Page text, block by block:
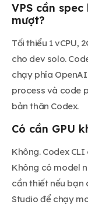
VPS cần
mượt?
Tối thiểu 1 vCPU,
cho dev solo.
chạy phía OpenAI
process và code
bản thân Codex.
Có cần GPU
Không. Codex
Không có model
cần thiết nếu bạn
Studio để chạy